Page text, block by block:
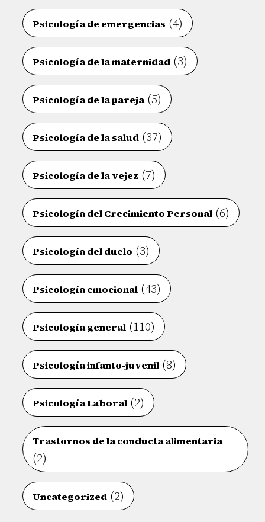
Psicología de emergencias (4)
Psicología de la maternidad (3)
Psicología de la pareja(5)
Psicología de la salud (37)
Psicología de la vejez (7)
Psicología del Crecimiento Personal (6)
Psicología del duelo (3)
Psicología emocional (43)
Psicología general (110)
Psicología infanto-juvenil (8)
Psicología Laboral (2)
Trastornos de la conducta alimentaria
(2)
Uncategorized (2)